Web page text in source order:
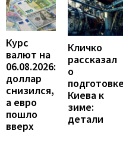
Курс
валют на
06.08.2026:
доллар
снизился,
а евро
пошло
вверх
Кличко
рассказал
о
подготовке
Киева к
зиме:
детали